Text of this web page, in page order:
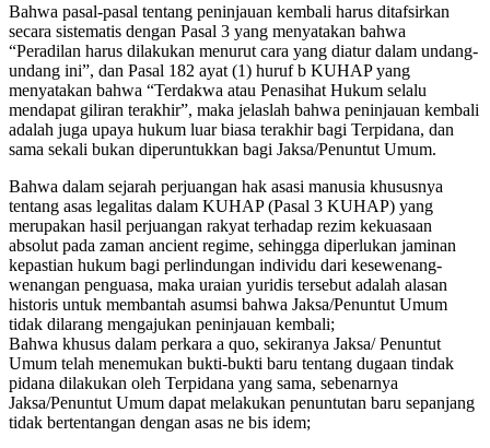
Bahwa pasal-pasal tentang peninjauan kembali harus ditafsirkan
secara sistematis dengan Pasal 3 yang menyatakan bahwa
“Peradilan harus dilakukan menurut cara yang diatur dalam undang-
undang ini”, dan Pasal 182 ayat (1) huruf b KUHAP yang
menyatakan bahwa “Terdakwa atau Penasihat Hukum selalu
mendapat giliran terakhir”, maka jelaslah bahwa peninjauan kembali
adalah juga upaya hukum luar biasa terakhir bagi Terpidana, dan
sama sekali bukan diperuntukkan bagi Jaksa/Penuntut Umum.
Bahwa dalam sejarah perjuangan hak asasi manusia khususnya
tentang asas legalitas dalam KUHAP (Pasal 3 KUHAP) yang
merupakan hasil perjuangan rakyat terhadap rezim kekuasaan
absolut pada zaman ancient regime, sehingga diperlukan jaminan
kepastian hukum bagi perlindungan individu dari kesewenang-
wenangan penguasa, maka uraian yuridis tersebut adalah alasan
historis untuk membantah asumsi bahwa Jaksa/Penuntut Umum
tidak dilarang mengajukan peninjauan kembali;
Bahwa khusus dalam perkara a quo, sekiranya Jaksa/ Penuntut
Umum telah menemukan bukti-bukti baru tentang dugaan tindak
pidana dilakukan oleh Terpidana yang sama, sebenarnya
Jaksa/Penuntut Umum dapat melakukan penuntutan baru sepanjang
tidak bertentangan dengan asas ne bis idem;